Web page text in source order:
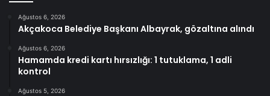
Ağustos 6, 2026
Akçakoca Belediye Başkanı Albayrak, gözaltına alındı
Ağustos 6, 2026
Hamamda kredi kartı hırsızlığı: 1 tutuklama, 1 adli
kontrol
Ağustos 5, 2026